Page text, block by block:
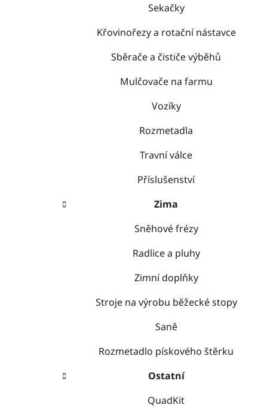
Sekačky
Křovinořezy a rotační nástavce
Sběrače a čističe výběhů
Mulčovače na farmu
Vozíky
Rozmetadla
Travní válce
Příslušenství
Zima
Sněhové frézy
Radlice a pluhy
Zimní doplňky
Stroje na výrobu běžecké stopy
Saně
Rozmetadlo pískového štěrku
Ostatní
QuadKit